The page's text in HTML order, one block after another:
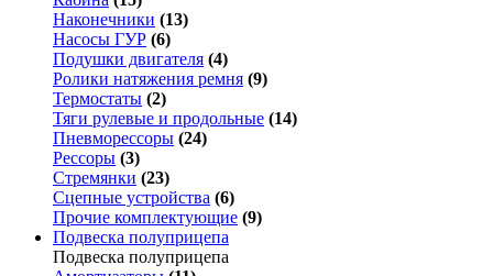
Наконечники (13)
Насосы ГУР (6)
Подушки двигателя (4)
Ролики натяжения ремня (9)
Термостаты (2)
Тяги рулевые и продольные (14)
Пневморессоры (24)
Рессоры (3)
Стремянки (23)
Сцепные устройства (6)
Прочие комплектующие (9)
Подвеска полуприцепа
Подвеска полуприцепа